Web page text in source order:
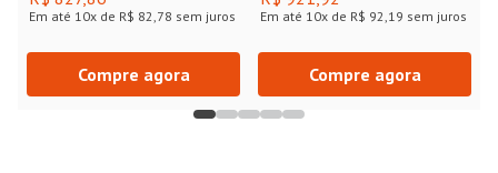
Em até 10x de R$ 82,78 sem juros
Compre agora
Em até 10x de R$ 92,19 sem juros
Compre agora